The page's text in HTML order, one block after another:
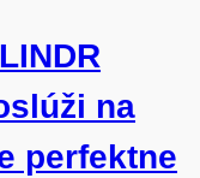
na
perfektne